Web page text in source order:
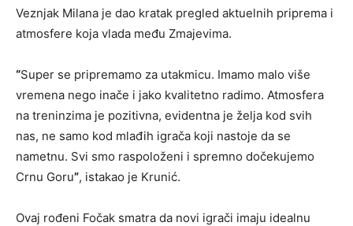
Veznjak Milana je dao kratak pregled aktuelnih priprema i
atmosfere koja vlada među Zmajevima.
“Super se pripremamo za utakmicu. Imamo malo više
vremena nego inače i jako kvalitetno radimo. Atmosfera
na treninzima je pozitivna, evidentna je želja kod svih
nas, ne samo kod mlađih igrača koji nastoje da se
nametnu. Svi smo raspoloženi i spremno dočekujemo
Crnu Goru”, istakao je Krunić.
Ovaj rođeni Fočak smatra da novi igrači imaju idealnu